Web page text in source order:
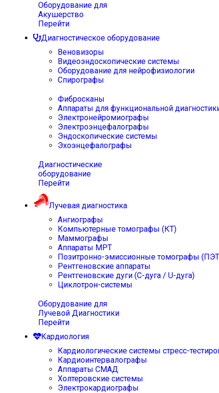
Оборудование для
Акушерство
Перейти
Диагностическое оборудование
Веновизоры
Видеоэндоскопические системы
Оборудование для нейрофизиологии
Спирографы
Фибросканы
Аппараты для функциональной
Электронейромиографы
Электроэнцефалографы
Эндоскопические системы
Эхоэнцефалографы
Диагностические
оборудование
Перейти
Лучевая диагностика
Ангиографы
Компьютерные томографы (КТ)
Маммографы
Аппараты МРТ
Позитронно-эмиссионные томографы
Рентгеновские аппараты
Рентгеновские дуги (С-дуга / U-дуга)
Циклотрон-системы
Оборудование для
Лучевой Диагностики
Перейти
Кардиология
Кардиологические системы стресс-
Кардиоинтервалографы
Аппараты СМАД
Холтеровские системы
Электрокардиографы